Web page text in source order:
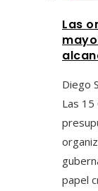
Las
Diego
Las 15
papel